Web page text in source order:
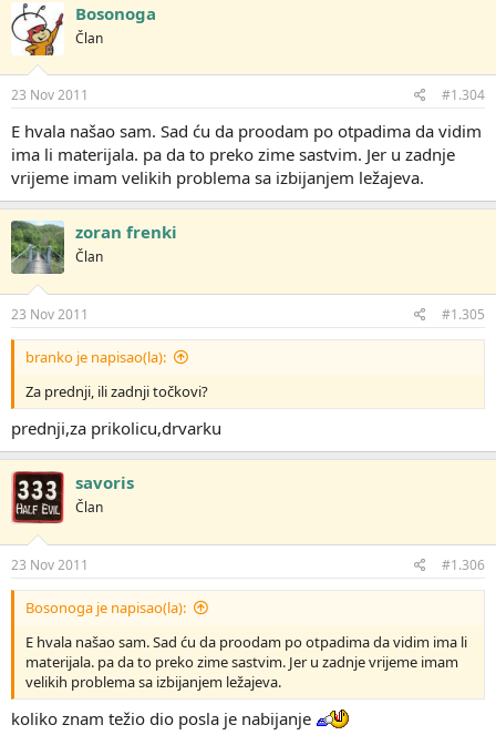
Bosonoga
Član
23 Nov 2011 #1.304
E hvala našao sam. Sad ću da proodam po otpadima da vidim
ima li materijala. pa da to preko zime sastvim. Jer u zadnje
vrijeme imam velikih problema sa izbijanjem ležajeva.
zoran frenki
Član
23 Nov 2011 #1.305
branko je napisao(la):
Za prednji, ili zadnji točkovi?
prednji,za prikolicu,drvarku
savoris
Član
23 Nov 2011 #1.306
Bosonoga je napisao(la):
E hvala našao sam. Sad ću da proodam po otpadima da vidim ima li
materijala. pa da to preko zime sastvim. Jer u zadnje vrijeme imam
velikih problema sa izbijanjem ležajeva.
koliko znam težio dio posla je nabijanje